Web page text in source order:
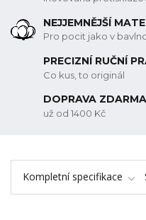
NEJJEMNĚJŠÍ
Pro pocit jako v
PRECIZNÍ RUČNÍ
Co kus, to originál
DOPRAVA ZDARMA
už od 1400 Kč
Kompletní specifikace